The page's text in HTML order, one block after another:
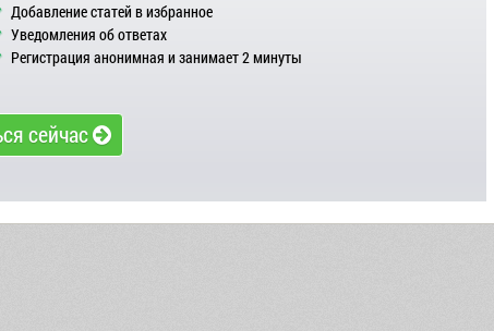
Добавление статей в избранное
Уведомления об ответах
Регистрация анонимная и занимает 2 минуты
сейчас